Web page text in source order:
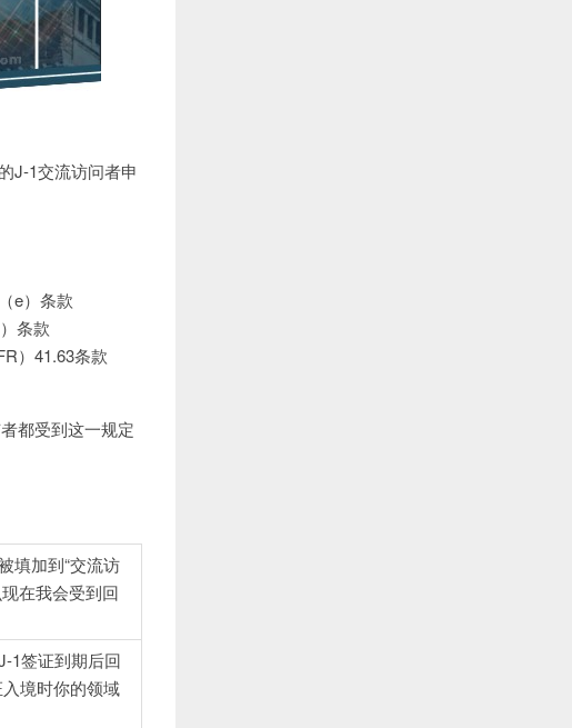
J-1交流访问者申
e）条款
条款
）41.63条款
都受到这一规定
填加到“交流访
在我会受到回
1签证到期后回
境时你的领域